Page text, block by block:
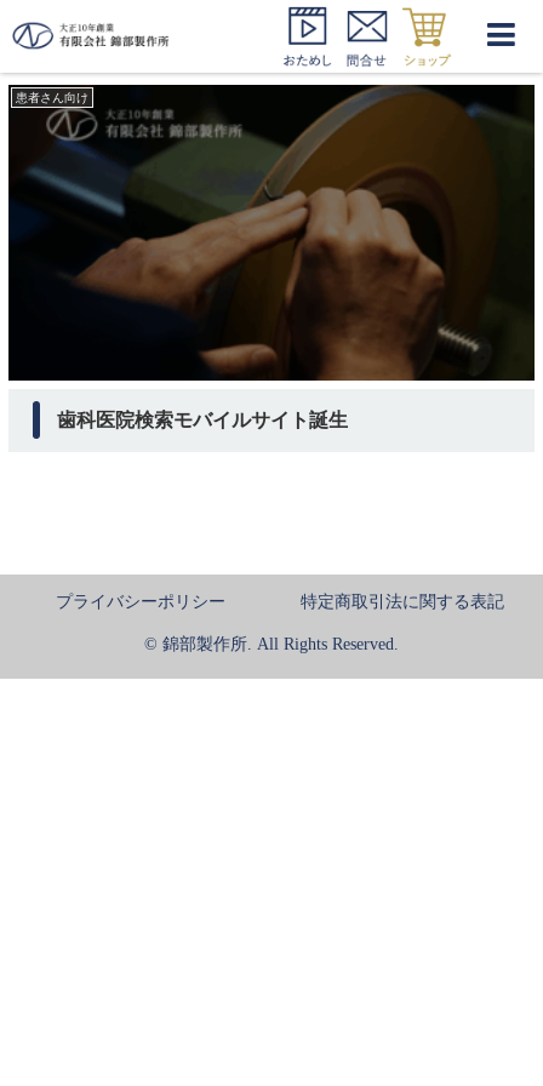
モバ歯科
患者さん向け
歯科医院検索モバイルサイト誕生
プライバシーポリシー 特定商取引法に関する表記
© 錦部製作所. All Rights Reserved.